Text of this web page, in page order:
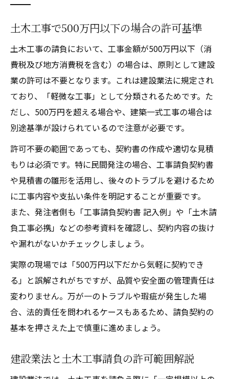
土木工事で500万円以下の場合の許可基準
土木工事の請負において、工事金額が500万円以下（消
費税及び地方消費税を含む）の場合は、原則として建設
業の許可は不要となります。これは建設業法に規定され
ており、「軽微な工事」として分類されるためです。た
だし、500万円を超える場合や、建築一式工事の場合は
別途基準が設けられているので注意が必要です。
許可不要の範囲であっても、契約書の作成や適切な見積
もりは必須です。特に民間発注の場合、工事請負契約書
や見積書の雛形を活用し、後々のトラブルを避けるため
に工事内容や支払い条件を明記することが重要です。
また、発注者側も「工事請負契約書 記入例」や「土木請
負工事必携」などの参考資料を確認し、契約内容の抜け
や漏れがないかチェックしましょう。
実際の現場では「500万円以下だから気軽に契約でき
る」と誤解されがちですが、品質や安全面の管理責任は
変わりません。万が一のトラブルや瑕疵が発生した場
合、法的責任を問われるケースもあるため、請負契約の
基本を押さえた上で慎重に進めましょう。
建設業法と土木工事請負の許可範囲解説